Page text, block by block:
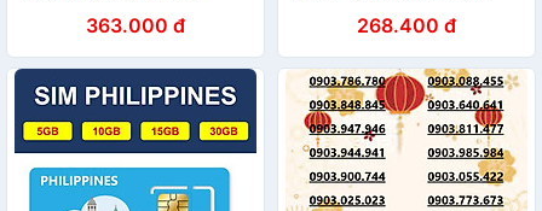
363.000 đ 268.400 đ